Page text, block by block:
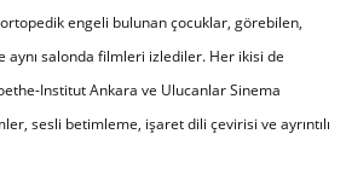
engeli bulunan çocuklar, görebilen,
aynı salonda filmleri izlediler. Her ikisi de
Institut Ankara ve Ulucanlar Sinema
sesli betimleme, işaret dili çevirisi ve ayrıntılı